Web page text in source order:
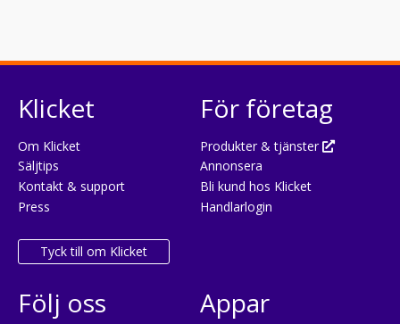
Klicket
Om Klicket
Säljtips
Kontakt & support
Press
Tyck till om Klicket
För företag
Produkter & tjänster
Annonsera
Bli kund hos Klicket
Handlarlogin
Följ oss Appar